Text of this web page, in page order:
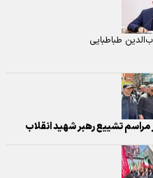
طباطبایی
تشییع رهبر شهید انقلاب